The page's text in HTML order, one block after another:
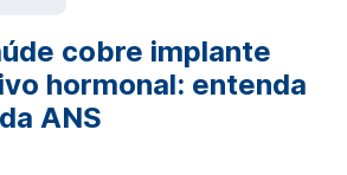
cobre implante
hormonal: entenda
ANS